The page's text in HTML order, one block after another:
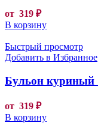
от 319 ₽
В корзину
Быстрый просмотр
Добавить в Избранное
Бульон куриный
от 319 ₽
В корзину